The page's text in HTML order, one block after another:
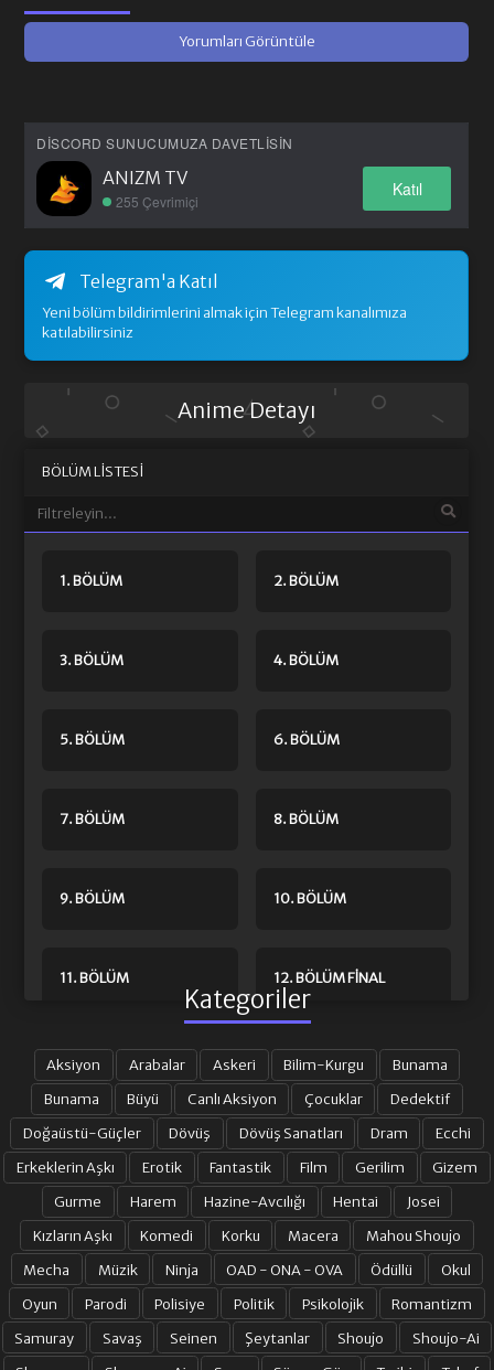
Yorumları Görüntüle
DISCORD SUNUCUMUZA DAVETLISIN
ANIZM TV
255 Çevrimiçi
Katıl
Telegram'a Katıl
Yeni bölüm bildirimlerini almak için Telegram kanalımıza
katılabilirsiniz
Anime Detayı
BÖLÜM LISTESI
1. BÖLÜM 2. BÖLÜM
3. BÖLÜM 4. BÖLÜM
5. BÖLÜM 6. BÖLÜM
7. BÖLÜM 8. BÖLÜM
9. BÖLÜM 10. BÖLÜM
11. BÖLÜM 12. BÖLÜM FINAL
Kategoriler
Aksiyon Arabalar Askeri Bilim-Kurgu
Bunama
Bunama
Büyü Canlı Aksiyon Çocuklar
Dedektif
Doğaüstü-Güçler
Dövüş Dövüş Sanatları Dram
Ecchi
Erkeklerin Aşkı
Erotik Fantastik Film Gerilim
Gizem
Gurme
Harem Hazine-Avcılığı Hentai
Josei
Kızların Aşkı
Komedi Korku Macera
Mahou Shoujo
Mecha
Müzik Ninja OAD - ONA - OVA Ödüllü
Okul
Oyun
Parodi Polisiye Politik Psikolojik
Romantizm
Samuray
Savaş Seinen Şeytanlar Shoujo
Shoujo-Ai